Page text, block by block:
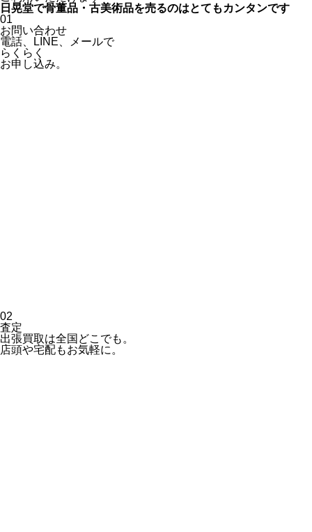
日晃堂で骨董品・古美術品を売るのはとても カンタンです
01
お問い合わせ
電話、
LINE、
メールで
らくらく
お申し込み。
02
査定
出張買取は全国どこでも。
店頭や宅配もお気軽に。